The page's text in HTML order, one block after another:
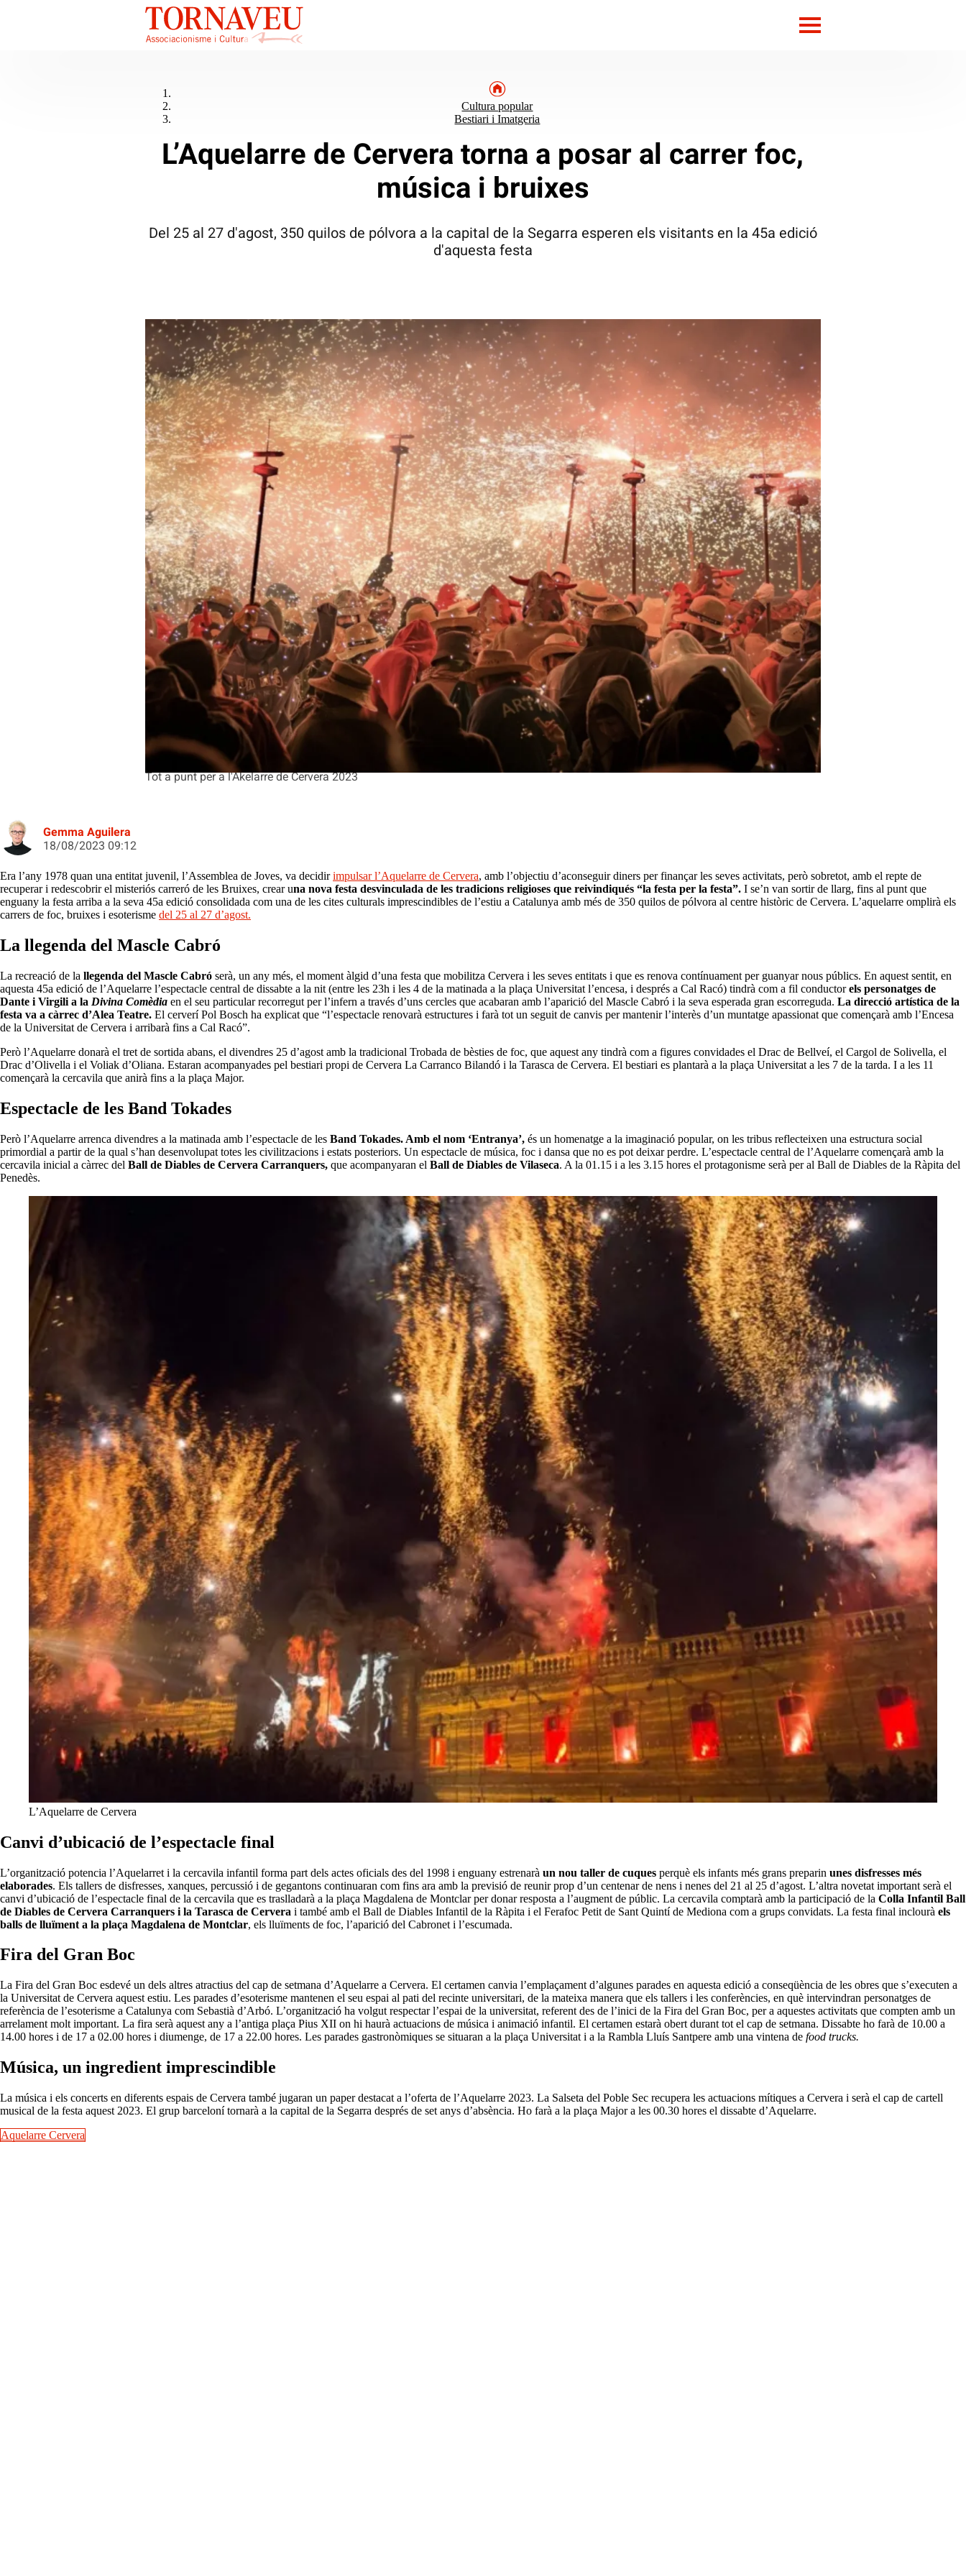
Tot a punt per a l'Akelarre de Cervera 2023
Cultura popular
Bestiari i Imatgeria
L’Aquelarre de Cervera torna a posar al carrer foc,
música i bruixes
Del 25 al 27 d'agost, 350 quilos de pólvora a la capital de la Segarra esperen els visitants en la 45a edició
d'aquesta festa
Gemma Aguilera
18/08/2023 09:12
Era l’any 1978 quan una entitat juvenil, l’Assemblea de Joves, va decidirimpulsar l’Aquelarre de Cervera, amb l’objectiu d’aconseguir diners per finançar les seves activitats, però sobretot, amb el repte de
recuperar i redescobrir el misteriós carreró de les Bruixes, crear una nova festa desvinculada de les tradicions religioses que reivindiqués “la festa per la festa”. I se’n van sortir de llarg, fins al punt que
enguany la festa arriba a la seva 45a edició consolidada com una de les cites culturals imprescindibles de l’estiu a Catalunya amb més de 350 quilos de pólvora al centre històric de Cervera. L’aquelarre omplirà els
carrers de foc, bruixes i esoterisme del 25 al 27 d’agost.
La llegenda del Mascle Cabró
La recreació de la llegenda del Mascle Cabró serà, un any més, el moment àlgid d’una festa que mobilitza Cervera i les seves entitats i que es renova contínuament per guanyar nous públics. En aquest sentit, en
aquesta 45a edició de l’Aquelarre l’espectacle central de dissabte a la nit (entre les 23h i les 4 de la matinada a la plaça Universitat l’encesa, i després a Cal Racó) tindrà com a fil conductorels personatges de
Dante i Virgili a la Divina Comèdia en el seu particular recorregut per l’infern a través d’uns cercles que acabaran amb l’aparició del Mascle Cabró i la seva esperada gran escorreguda. La direcció artística de la
festa va a càrrec d’Alea Teatre. El cerverí Pol Bosch ha explicat que “l’espectacle renovarà estructures i farà tot un seguit de canvis per mantenir l’interès d’un muntatge apassionat que començarà amb l’Encesa
de la Universitat de Cervera i arribarà fins a Cal Racó”.
Però l’Aquelarre donarà el tret de sortida abans, el divendres 25 d’agost amb la tradicional Trobada de bèsties de foc, que aquest any tindrà com a figures convidades el Drac de Bellveí, el Cargol de Solivella, el
Drac d’Olivella i el Voliak d’Oliana. Estaran acompanyades pel bestiari propi de Cervera La Carranco Bilandó i la Tarasca de Cervera. El bestiari es plantarà a la plaça Universitat a les 7 de la tarda. I a les 11
començarà la cercavila que anirà fins a la plaça Major.
Espectacle de les Band Tokades
Però l’Aquelarre arrenca divendres a la matinada amb l’espectacle de les Band Tokades. Amb el nom ‘Entranya’, és un homenatge a la imaginació popular, on les tribus reflecteixen una estructura social
primordial a partir de la qual s’han desenvolupat totes les civilitzacions i estats posteriors. Un espectacle de música, foc i dansa que no es pot deixar perdre. L’espectacle central de l’Aquelarre començarà amb la
cercavila inicial a càrrec del Ball de Diables de Cervera Carranquers, que acompanyaran el Ball de Diables de Vilaseca. A la 01.15 i a les 3.15 hores el protagonisme serà per al Ball de Diables de la Ràpita del
Penedès.
L’Aquelarre de Cervera
Canvi d’ubicació de l’espectacle final
L’organització potencia l’Aquelarret i la cercavila infantil forma part dels actes oficials des del 1998 i enguany estrenarà un nou taller de cuques perquè els infants més grans preparin unes disfresses més
elaborades. Els tallers de disfresses, xanques, percussió i de gegantons continuaran com fins ara amb la previsió de reunir prop d’un centenar de nens i nenes del 21 al 25 d’agost. L’altra novetat important serà el
canvi d’ubicació de l’espectacle final de la cercavila que es traslladarà a la plaça Magdalena de Montclar per donar resposta a l’augment de públic. La cercavila comptarà amb la participació de la Colla Infantil Ball
de Diables de Cervera Carranquers i la Tarasca de Cervera i també amb el Ball de Diables Infantil de la Ràpita i el Ferafoc Petit de Sant Quintí de Mediona com a grups convidats. La festa final inclourà els
balls de lluïment a la plaça Magdalena de Montclar, els lluïments de foc, l’aparició del Cabronet i l’escumada.
Fira del Gran Boc
La Fira del Gran Boc esdevé un dels altres atractius del cap de setmana d’Aquelarre a Cervera. El certamen canvia l’emplaçament d’algunes parades en aquesta edició a conseqüència de les obres que s’executen a
la Universitat de Cervera aquest estiu. Les parades d’esoterisme mantenen el seu espai al pati del recinte universitari, de la mateixa manera que els tallers i les conferències, en què intervindran personatges de
referència de l’esoterisme a Catalunya com Sebastià d’Arbó. L’organització ha volgut respectar l’espai de la universitat, referent des de l’inici de la Fira del Gran Boc, per a aquestes activitats que compten amb un
arrelament molt important. La fira serà aquest any a l’antiga plaça Pius XII on hi haurà actuacions de música i animació infantil. El certamen estarà obert durant tot el cap de setmana. Dissabte ho farà de 10.00 a
14.00 hores i de 17 a 02.00 hores i diumenge, de 17 a 22.00 hores. Les parades gastronòmiques se situaran a la plaça Universitat i a la Rambla Lluís Santpere amb una vintena de food trucks.
Música, un ingredient imprescindible
La música i els concerts en diferents espais de Cervera també jugaran un paper destacat a l’oferta de l’Aquelarre 2023. La Salseta del Poble Sec recupera les actuacions mítiques a Cervera i serà el cap de cartell
musical de la festa aquest 2023. El grup barceloní tornarà a la capital de la Segarra després de set anys d’absència. Ho farà a la plaça Major a les 00.30 hores el dissabte d’Aquelarre.
Aquelarre Cervera